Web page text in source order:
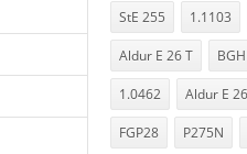
StE 255 1.1103
Aldur E 26 T
1.0462 Aldur E
FGP28 P275N